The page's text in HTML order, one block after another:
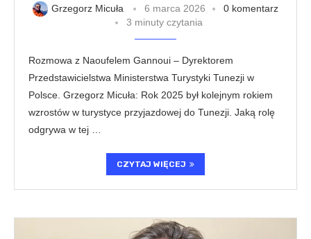
Grzegorz Micuła 6 marca 2026
0 komentarz
3 minuty czytania
Rozmowa z Naoufelem Gannoui – Dyrektorem
Przedstawicielstwa Ministerstwa Turystyki Tunezji w
Polsce. Grzegorz Micuła: Rok 2025 był kolejnym rokiem
wzrostów w turystyce przyjazdowej do Tunezji. Jaką rolę
odgrywa w tej …
CZYTAJ WIĘCEJ